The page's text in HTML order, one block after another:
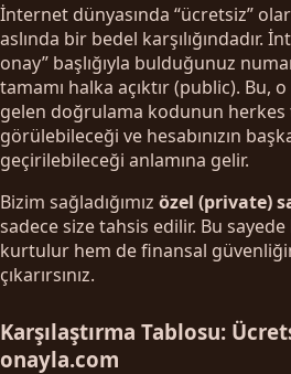
İnternet dünyasında “ücretsiz”
aslında bir bedel karşılığındadır.
onay” başlığıyla bulduğunuz
tamamı halka açıktır (public). Bu,
gelen doğrulama kodunun herkes
görülebileceği ve hesabınızın
geçirilebileceği anlamına gelir.
Bizim sağladığımız özel (private)
sadece size tahsis edilir. Bu
kurtulur hem de finansal
çıkarırsınız.
Karşılaştırma Tablosu:
onayla.com